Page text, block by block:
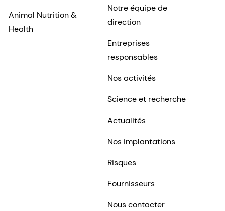
Animal Nutrition &
Health
Notre équipe de
direction
Entreprises
responsables
Nos activités
Science et recherche
Actualités
Nos implantations
Risques
Fournisseurs
Nous contacter